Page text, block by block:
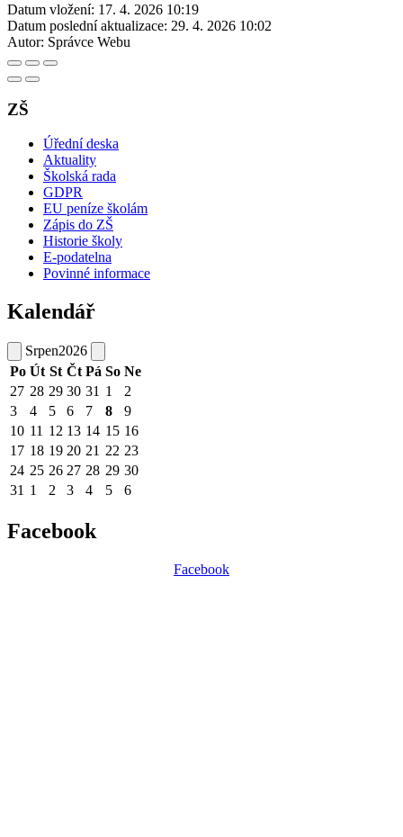
Datum vložení: 17. 4. 2026 10:19
Datum poslední aktualizace: 29. 4. 2026 10:02
Autor: Správce Webu
ZŠ
Úřední deska
Aktuality
Školská rada
GDPR
EU peníze školám
Zápis do ZŠ
Historie školy
E-podatelna
Povinné informace
Kalendář
Srpen2026
Po Út St Čt Pá So Ne
27 28 29 30 31 1
2
3
4 5 6 7 8
9
10 11 12 13 14 15 16
17 18 19 20 21 22 23
24 25 26 27 28 29 30
31 1 2 3 4 5 6
Facebook
Facebook